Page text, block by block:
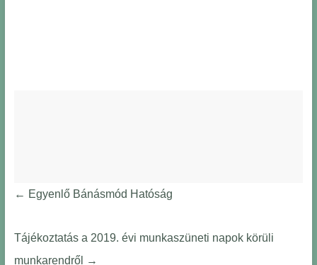
← Egyenlő Bánásmód Hatóság
Tájékoztatás a 2019. évi munkaszüneti napok körüli
munkarendről
→